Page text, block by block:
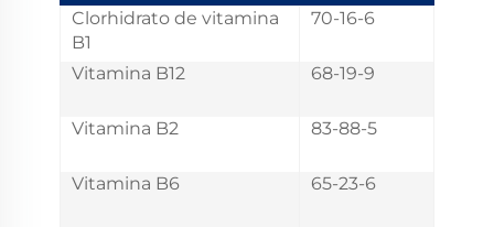
Clorhidrato de vitamina
B1
70-16-6
Vitamina B12 68-19-9
Vitamina B2 83-88-5
Vitamina B6 65-23-6